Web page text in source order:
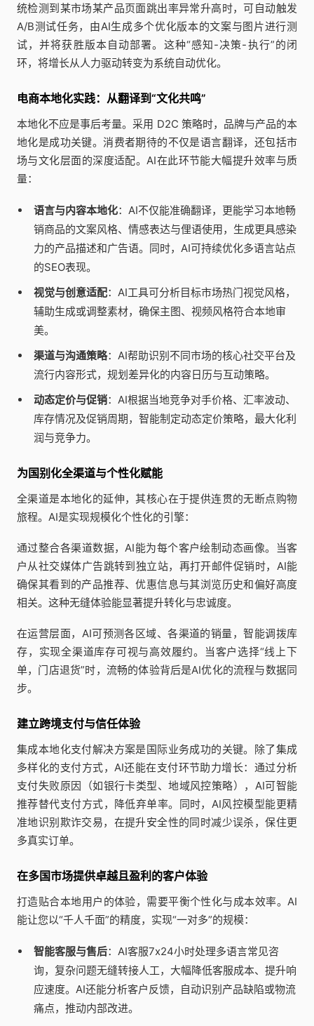
统检测到某市场某产品页面跳出率异常升高时，可自动触发
A/B测试任务，由AI生成多个优化版本的文案与图片进行测
试，并将获胜版本自动部署。这种“感知-决策-执行”的闭
环，将增长从人力驱动转变为系统自动优化。
电商本地化实践：从翻译到“文化共鸣”
本地化不应是事后考量。采用 D2C 策略时，品牌与产品的本
地化是成功关键。消费者期待的不仅是语言翻译，还包括市
场与文化层面的深度适配。AI在此环节能大幅提升效率与质
量：
语言与内容本地化：AI不仅能准确翻译，更能学习本地畅
销商品的文案风格、情感表达与俚语使用，生成更具感染
力的产品描述和广告语。同时，AI可持续优化多语言站点
的SEO表现。
视觉与创意适配：AI工具可分析目标市场热门视觉风格，
辅助生成或调整素材，确保主图、视频风格符合本地审
美。
渠道与沟通策略：AI帮助识别不同市场的核心社交平台及
流行内容形式，规划差异化的内容日历与互动策略。
动态定价与促销：AI根据当地竞争对手价格、汇率波动、
库存情况及促销周期，智能制定动态定价策略，最大化利
润与竞争力。
为国别化全渠道与个性化赋能
全渠道是本地化的延伸，其核心在于提供连贯的无断点购物
旅程。AI是实现规模化个性化的引擎：
通过整合各渠道数据，AI能为每个客户绘制动态画像。当客
户从社交媒体广告跳转到独立站，再打开邮件促销时，AI能
确保其看到的产品推荐、优惠信息与其浏览历史和偏好高度
相关。这种无缝体验能显著提升转化与忠诚度。
在运营层面，AI可预测各区域、各渠道的销量，智能调拨库
存，实现全渠道库存可视与高效履约。当客户选择“线上下
单，门店退货”时，流畅的体验背后是AI优化的流程与数据同
步。
建立跨境支付与信任体验
集成本地化支付解决方案是国际业务成功的关键。除了集成
多样化的支付方式，AI还能在支付环节助力增长：通过分析
支付失败原因（如银行卡类型、地域风控策略），AI可智能
推荐替代支付方式，降低弃单率。同时，AI风控模型能更精
准地识别欺诈交易，在提升安全性的同时减少误杀，保住更
多真实订单。
在多国市场提供卓越且盈利的客户体验
打造贴合本地用户的体验，需要平衡个性化与成本效率。AI
能让您以“千人千面”的精度，实现“一对多”的规模：
智能客服与售后：AI客服7x24小时处理多语言常见咨
询，复杂问题无缝转接人工，大幅降低客服成本、提升响
应速度。AI还能分析客户反馈，自动识别产品缺陷或物流
痛点，推动内部改进。